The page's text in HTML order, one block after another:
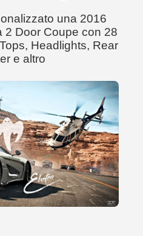
una 2016
2 Door Coupe con 28
Headlights, Rear
e altro